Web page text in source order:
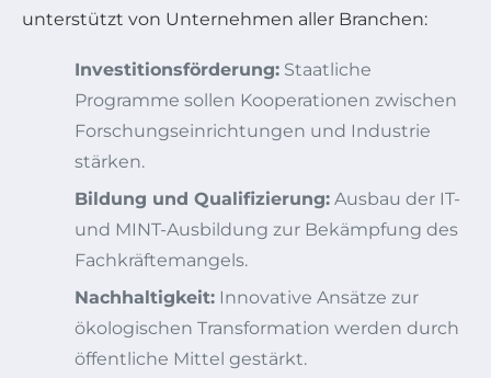
unterstützt von Unternehmen aller Branchen:
Investitionsförderung: Staatliche
Programme sollen Kooperationen zwischen
Forschungseinrichtungen und Industrie
stärken.
Bildung und Qualifizierung: Ausbau der IT-
und MINT-Ausbildung zur Bekämpfung des
Fachkräftemangels.
Nachhaltigkeit: Innovative Ansätze zur
ökologischen Transformation werden durch
öffentliche Mittel gestärkt.